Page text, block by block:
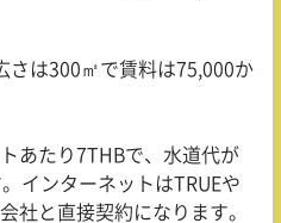
さは300㎡で賃料は75,000か
あたり7THBで、水道代が
インターネットはTRUEや
社と直接契約になります。